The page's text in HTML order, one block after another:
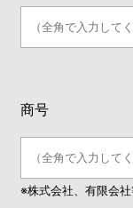
商号
※株式会社、有限会